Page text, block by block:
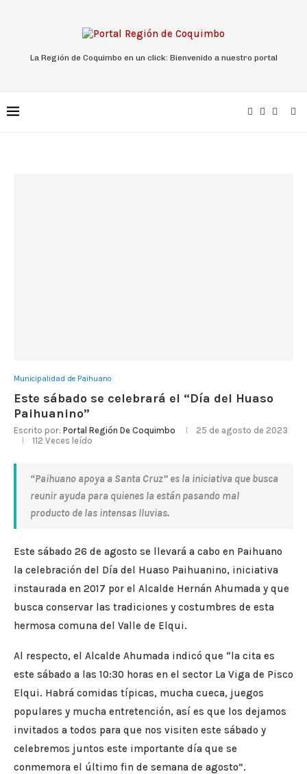
La Región de Coquimbo en un click: Bienvenido a nuestro portal
Municipalidad de Paihuano
Este sábado se celebrará el “Día del Huaso
Paihuanino”
Escrito por: Portal Región De Coquimbo
25 de agosto de 2023
112 Veces leído
“Paihuano apoya a Santa Cruz” es la iniciativa que busca
reunir ayuda para quienes la están pasando mal
producto de las intensas lluvias.
Este sábado 26 de agosto se llevará a cabo en Paihuano
la celebración del Día del Huaso Paihuanino, iniciativa
instaurada en 2017 por el Alcalde Hernán Ahumada y que
busca conservar las tradiciones y costumbres de esta
hermosa comuna del Valle de Elqui.
Al respecto, el Alcalde Ahumada indicó que “la cita es
este sábado a las 10:30 horas en el sector La Viga de Pisco
Elqui. Habrá comidas típicas, mucha cueca, juegos
populares y mucha entretención, así es que los dejamos
invitados a todos para que nos visiten este sábado y
celebremos juntos este importante día que se
conmemora el último fin de semana de agosto”.